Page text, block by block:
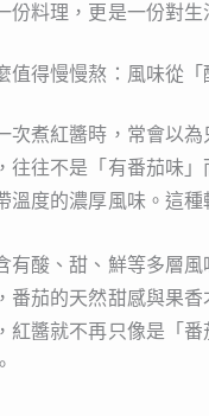
份料理，更是一份對生
值得慢慢熬：風味從
次煮紅醬時，常會以
往往不是「有番茄味
溫度的濃厚風味。這
有酸、甜、鮮等多層
番茄的天然甜感與果
紅醬就不再只像是「